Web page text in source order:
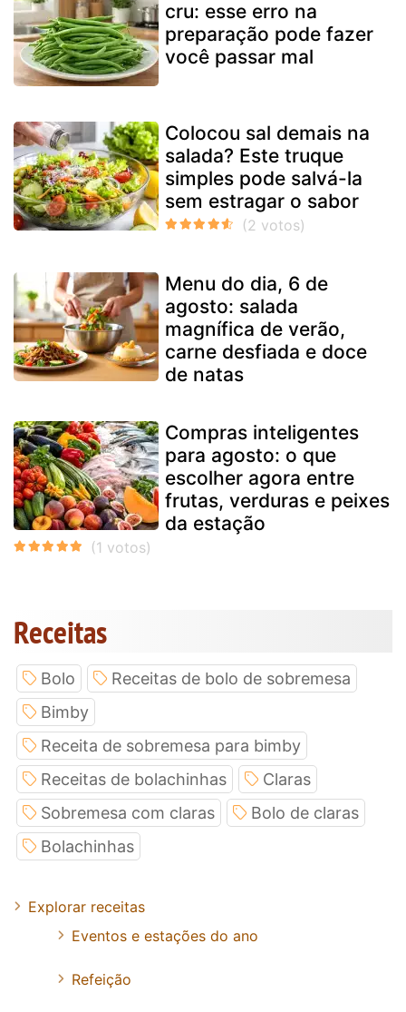
cru: esse erro na
preparação pode fazer
você passar mal
Colocou sal demais na
salada? Este truque
simples pode salvá-la
sem estragar o sabor
Menu do dia, 6 de
agosto: salada
magnífica de verão,
carne desfiada e doce
de natas
Compras inteligentes
para agosto: o que
escolher agora entre
frutas, verduras e peixes
da estação
Receitas
Bolo
Receitas de bolo de sobremesa
Bimby
Receita de sobremesa para bimby
Receitas de bolachinhas
Claras
Sobremesa com claras
Bolo de claras
Bolachinhas
Explorar receitas
Eventos e estações do ano
Refeição